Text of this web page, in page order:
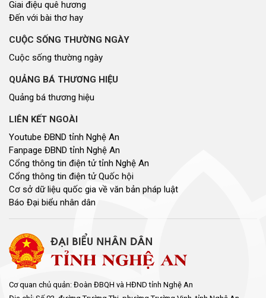
Giai điệu quê hương
Đến với bài thơ hay
CUỘC SỐNG THƯỜNG NGÀY
Cuộc sống thường ngày
QUẢNG BÁ THƯƠNG HIỆU
Quảng bá thương hiệu
LIÊN KẾT NGOÀI
Youtube ĐBND tỉnh Nghệ An
Fanpage ĐBND tỉnh Nghệ An
Cổng thông tin điện tử tỉnh Nghệ An
Cổng thông tin điện tử Quốc hội
Cơ sở dữ liệu quốc gia về văn bản pháp luật
Báo Đại biểu nhân dân
Cơ quan chủ quản: Đoàn ĐBQH và HĐND tỉnh Nghệ An